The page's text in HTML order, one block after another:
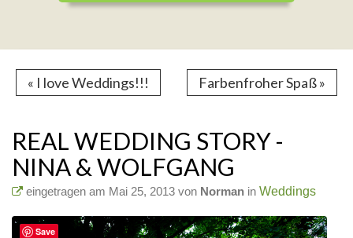
« I love Weddings!!! Farbenfroher Spaß »
REAL WEDDING STORY -
NINA & WOLFGANG
eingetragen am Mai 25, 2013 von Norman in Weddings
Save